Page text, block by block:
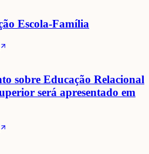
Escola-Família
sobre Educação Relacional
será apresentado em